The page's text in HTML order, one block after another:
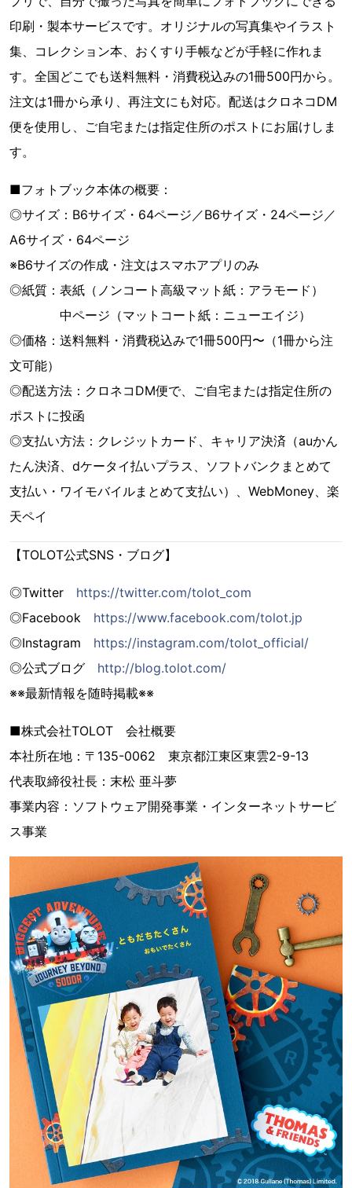
印刷・製本サービスです。オリジナルの写真集やイラスト
集、コレクション本、おくすり手帳などが手軽に作れま
す。全国どこでも送料無料・消費税込みの1冊500円から。
注文は1冊から承り、再注文にも対応。配送はクロネコDM
便を使用し、ご自宅または指定住所のポストにお届けしま
す。
■フォトブック本体の概要：
◎サイズ：B6サイズ・64ページ／B6サイズ・24ページ／
A6サイズ・64ページ
※B6サイズの作成・注文はスマホアプリのみ
◎紙質：表紙（ノンコート高級マット紙：アラモード）
中ページ（マットコート紙：ニューエイジ）
◎価格：送料無料・消費税込みで1冊500円〜（1冊から注
文可能）
◎配送方法：クロネコDM便で、ご自宅または指定住所の
ポストに投函
◎支払い方法：クレジットカード、キャリア決済（auかん
たん決済、dケータイ払いプラス、ソフトバンクまとめて
支払い・ワイモバイルまとめて支払い）、WebMoney、楽
天ペイ
【TOLOT公式SNS・ブログ】
◎Twitter https://twitter.com/tolot_com
◎Facebook https://www.facebook.com/tolot.jp
◎Instagram https://instagram.com/tolot_official/
◎公式ブログ http://blog.tolot.com/
※※最新情報を随時掲載※※
■株式会社TOLOT 会社概要
本社所在地：〒135-0062 東京都江東区東雲2-9-13
代表取締役社長：末松 亜斗夢
事業内容：ソフトウェア開発事業・インターネットサービ
ス事業